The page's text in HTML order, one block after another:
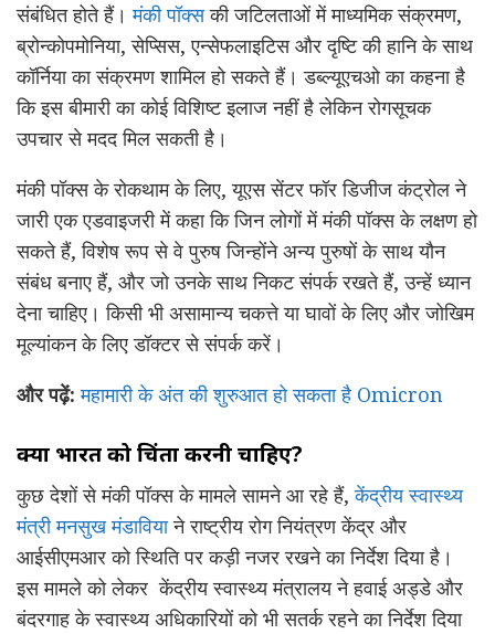
संबंधित होते हैं।मंकी पॉक्सकी जटिलताओं में माध्यमिक संक्रमण,
ब्रोन्कोपमोनिया, सेप्सिस, एन्सेफलाइटिस और दृष्टि की हानि के साथ
कॉर्निया का संक्रमण शामिल हो सकते हैं। डब्ल्यूएचओ का कहना है
कि इस बीमारी का कोई विशिष्ट इलाज नहीं है लेकिन रोगसूचक
उपचार से मदद मिल सकती है।
मंकी पॉक्स के रोकथाम के लिए, यूएस सेंटर फॉर डिजीज कंट्रोल ने
जारी एक एडवाइजरी में कहा कि जिन लोगों में मंकी पॉक्स के लक्षण हो
सकते हैं, विशेष रूप से वे पुरुष जिन्होंने अन्य पुरुषों के साथ यौन
संबंध बनाए हैं, और जो उनके साथ निकट संपर्क रखते हैं, उन्हें ध्यान
देना चाहिए। किसी भी असामान्य चकत्ते या घावों के लिए और जोखिम
मूल्यांकन के लिए डॉक्टर से संपर्क करें।
और पढ़ें:महामारी के अंत की शुरुआत हो सकता है Omicron
क्या भारत को चिंता करनी चाहिए?
कुछ देशों से मंकी पॉक्स के मामले सामने आ रहे हैं,केंद्रीय स्वास्थ्य
मंत्री मनसुख मंडावियाने राष्ट्रीय रोग नियंत्रण केंद्र और
आईसीएमआर को स्थिति पर कड़ी नजर रखने का निर्देश दिया है।
इस मामले को लेकर केंद्रीय स्वास्थ्य मंत्रालय ने हवाई अड्डे और
बंदरगाह के स्वास्थ्य अधिकारियों को भी सतर्क रहने का निर्देश दिया